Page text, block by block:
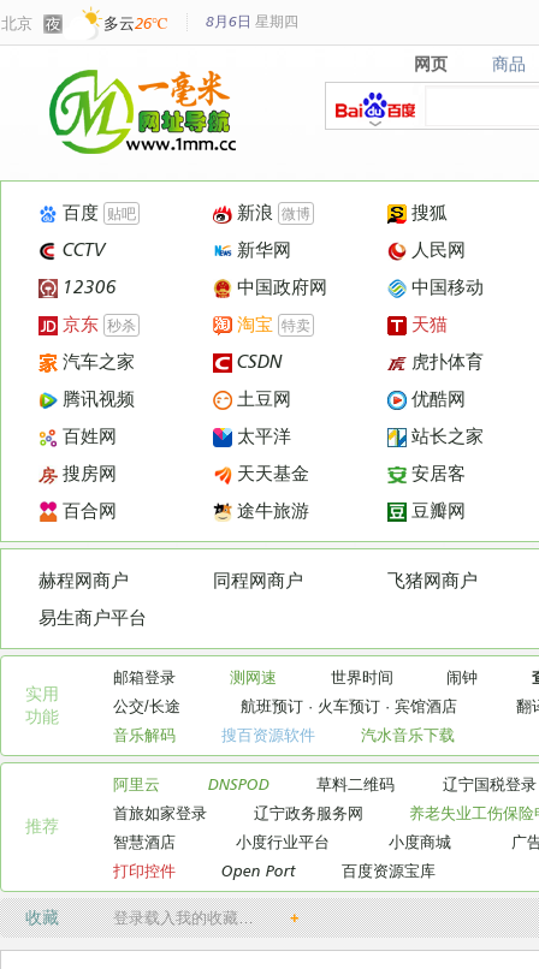
北京 多云26℃ 8月6日 星期四
网页
网页 商品
商品
百度 贴吧 新浪 微博
搜狐
CCTV
新华网
人民网
12306
中国政府网
中国移动
京东 秒杀 淘宝 特卖
天猫
汽车之家
CSDN
虎扑体育
腾讯视频
土豆网
优酷网
百姓网
太平洋
站长之家
搜房网
天天基金
安居客
百合网
途牛旅游 豆瓣网
赫程网商户 同程网商户
飞猪网商户
易生商户平台
实用
功能
邮箱登录 测网速 世界时间 闹钟
公交/长途
航班预订· 火车预订· 宾馆酒店
翻
音乐解码
搜百资源软件 汽水音乐下载
推荐
阿里云 DNSPOD 草料二维码
辽宁国税登录
首旅如家登录
辽宁政务服务网
养老失业工伤保险
智慧酒店
小度行业平台 小度商城
广
打印控件
Open Port 百度资源宝库
收藏 登录载入我的收藏… +